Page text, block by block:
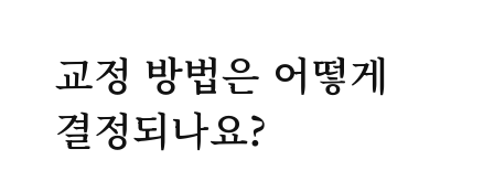
교정 방법은 어떻게
결정되나요?